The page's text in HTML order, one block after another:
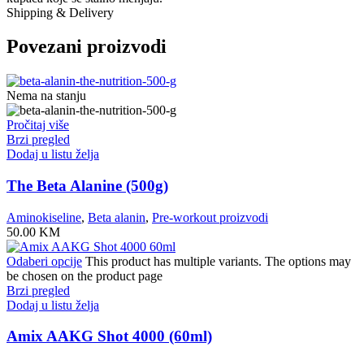
Shipping & Delivery
Povezani proizvodi
Nema na stanju
Pročitaj više
Brzi pregled
Dodaj u listu želja
The Beta Alanine (500g)
Aminokiseline, Beta alanin, Pre-workout proizvodi
50.00 KM
Odaberi opcije This product has multiple variants. The options may
be chosen on the product page
Brzi pregled
Dodaj u listu želja
Amix AAKG Shot 4000 (60ml)